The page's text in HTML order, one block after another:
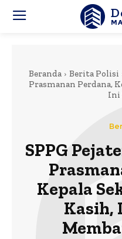
Beranda Berita Polisi
Prasmanan Perdana,
Ini
SPPG
Kepala
Kasih,